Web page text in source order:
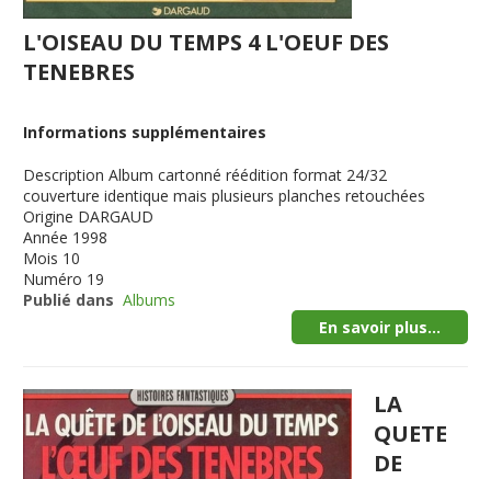
L'OISEAU DU TEMPS 4 L'OEUF DES
TENEBRES
Informations supplémentaires
Description Album cartonné réédition format 24/32
couverture identique mais plusieurs planches retouchées
Origine DARGAUD
Année 1998
Mois 10
Numéro 19
Publié dans Albums
En savoir plus...
LA
QUETE
DE